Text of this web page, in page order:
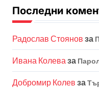
Последни
Радослав Стоянов за
Ивана Колеваза
Добромир Колев за